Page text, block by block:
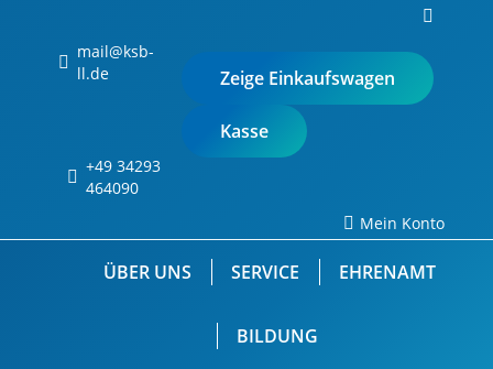
mail@ksb-
ll.de
+49 34293
464090
Search:
Zeige Einkaufswagen
Kasse
Mein Konto
ÜBER UNS SERVICE EHRENAMT
BILDUNG